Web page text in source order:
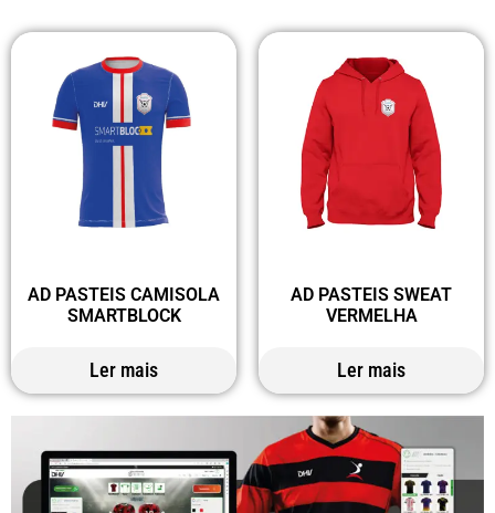
AD PASTEIS CAMISOLA
SMARTBLOCK
Ler mais
AD PASTEIS SWEAT
VERMELHA
Ler mais